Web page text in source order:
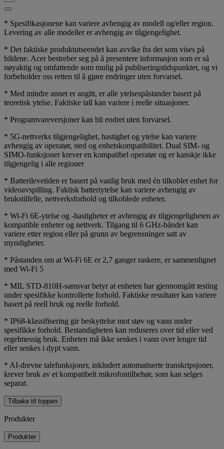
* Spesifikasjonene kan variere avhengig av modell og/eller region.
Levering av alle modeller er avhengig av tilgjengelighet.
* Det faktiske produktutseendet kan avvike fra det som vises på
bildene. Acer bestreber seg på å presentere informasjon som er så
nøyaktig og omfattende som mulig på publiseringstidspunktet, og vi
forbeholder oss retten til å gjøre endringer uten forvarsel.
* Med mindre annet er angitt, er alle ytelsespåstander basert på
teoretisk ytelse. Faktiske tall kan variere i reelle situasjoner.
* Programvareversjoner kan bli endret uten forvarsel.
* 5G-nettverks tilgjengelighet, hastighet og ytelse kan variere
avhengig av operatør, sted og enhetskompatibilitet. Dual SIM- og
SIMO-funksjoner krever en kompatibel operatør og er kanskje ikke
tilgjengelig i alle regioner
* Batterilevetiden er basert på vanlig bruk med én tilkoblet enhet for
videoavspilling. Faktisk batteriytelse kan variere avhengig av
brukstilfelle, nettverksforhold og tilkoblede enheter.
* Wi-Fi 6E-ytelse og -hastigheter er avhengig av tilgjengeligheten av
kompatible enheter og nettverk. Tilgang til 6 GHz-båndet kan
variere etter region eller på grunn av begrensninger satt av
myndigheter.
* Påstanden om at Wi-Fi 6E er 2,7 ganger raskere, er sammenlignet
med Wi-Fi 5
* MIL STD-810H-samsvar betyr at enheten har gjennomgått testing
under spesifikke kontrollerte forhold. Faktiske resultater kan variere
basert på reell bruk og reelle forhold.
* IP68-klassifisering gir beskyttelse mot støv og vann under
spesifikke forhold. Bestandigheten kan reduseres over tid eller ved
regelmessig bruk. Enheten må ikke senkes i vann over lengre tid
eller senkes i dypt vann.
* AI-drevne talefunksjoner, inkludert automatiserte transkripsjoner,
krever bruk av et kompatibelt mikrofontilbehør, som kan selges
separat.
Tilbake til toppen
Produkter
Produkter